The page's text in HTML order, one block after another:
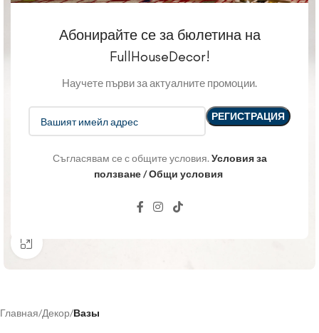
Абонирайте се за бюлетина на
FullHouseDecor!
Научете първи за актуалните промоции.
Съгласявам се с общите условия. Условия за
ползване / Общи условия
Click to enlarge
Главная Декор Вазы